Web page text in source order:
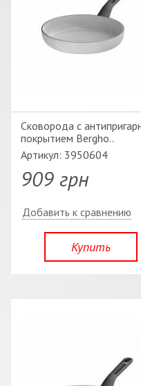
Сковорода с
покрытием Bergho..
Артикул: 3950604
909 грн
Добавить к сравнению
Купить